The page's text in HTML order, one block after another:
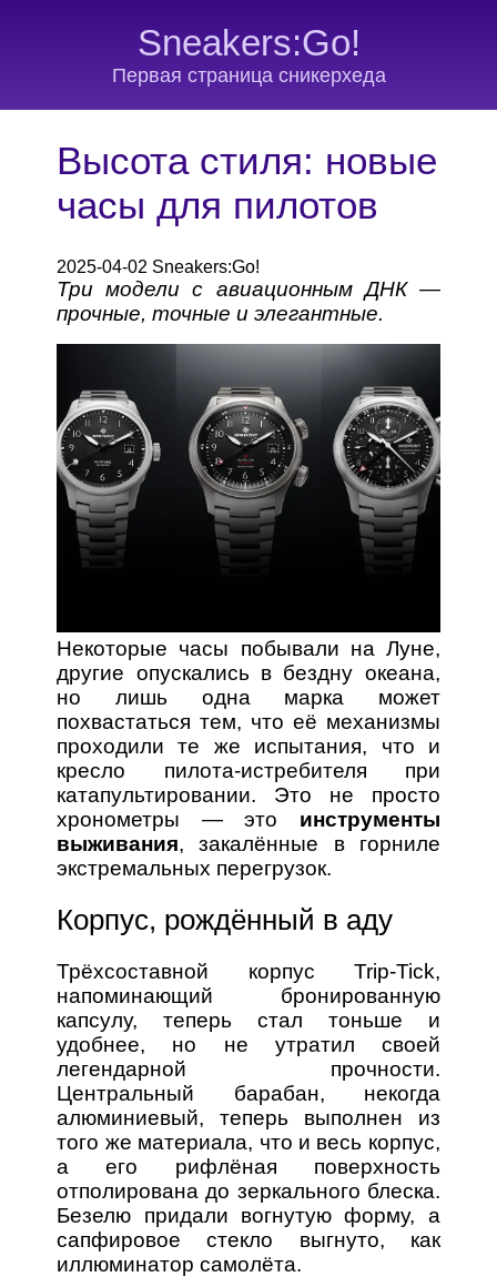
Sneakers:Go!
Первая страница сникерхеда
Высота стиля: новые
часы для пилотов
2025-04-02 Sneakers:Go!
Три модели с авиационным ДНК —
прочные, точные и элегантные.
Некоторые часы побывали на Луне,
другие опускались в бездну океана,
но лишь одна марка может
похвастаться тем, что её механизмы
проходили те же испытания, что и
кресло пилота-истребителя при
катапультировании. Это не просто
хронометры — это инструменты
выживания, закалённые в горниле
экстремальных перегрузок.
Корпус, рождённый в аду
Трёхсоставной корпус Trip-Tick,
напоминающий бронированную
капсулу, теперь стал тоньше и
удобнее, но не утратил своей
легендарной прочности.
Центральный барабан, некогда
алюминиевый, теперь выполнен из
того же материала, что и весь корпус,
а его рифлёная поверхность
отполирована до зеркального блеска.
Безелю придали вогнутую форму, а
сапфировое стекло выгнуто, как
иллюминатор самолёта.